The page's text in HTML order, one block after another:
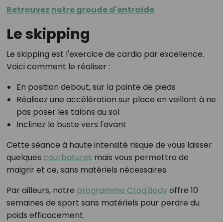
Retrouvez notre groude d'entraide
Le skipping
Le skipping est l'exercice de cardio par excellence.
Voici comment le réaliser :
En position debout, sur la pointe de pieds
Réalisez une accélération sur place en veillant à ne
pas poser les talons au sol
Inclinez le buste vers l'avant
Cette séance à haute intensité risque de vous laisser
quelques courbatures mais vous permettra de
maigrir et ce, sans matériels nécessaires.
Par ailleurs, notre programme Croq'Bodyoffre 10
semaines de sport sans matériels pour perdre du
poids efficacement.